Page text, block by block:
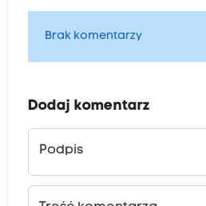
Brak komentarzy
Dodaj komentarz
Podpis